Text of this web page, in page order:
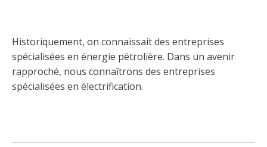
Historiquement, on connaissait des entreprises
spécialisées en énergie pétrolière. Dans un avenir
rapproché, nous connaîtrons des entreprises
spécialisées en électrification.